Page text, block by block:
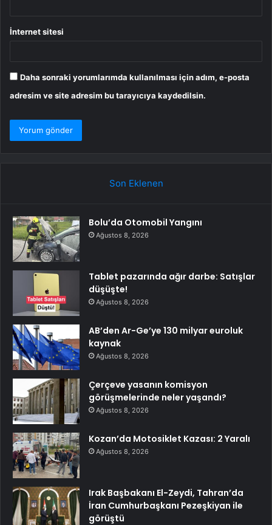
İnternet sitesi
Daha sonraki yorumlarımda kullanılması için adım, e-posta
adresim ve site adresim bu tarayıcıya kaydedilsin.
Son Eklenen
Bolu’da Otomobil Yangını
Ağustos 8, 2026
Tablet pazarında ağır darbe: Satışlar
düşüşte!
Ağustos 8, 2026
AB’den Ar-Ge’ye 130 milyar euroluk
kaynak
Ağustos 8, 2026
Çerçeve yasanın komisyon
görüşmelerinde neler yaşandı?
Ağustos 8, 2026
Kozan’da Motosiklet Kazası: 2 Yaralı
Ağustos 8, 2026
Irak Başbakanı El-Zeydi, Tahran’da
İran Cumhurbaşkanı Pezeşkiyan ile
görüştü